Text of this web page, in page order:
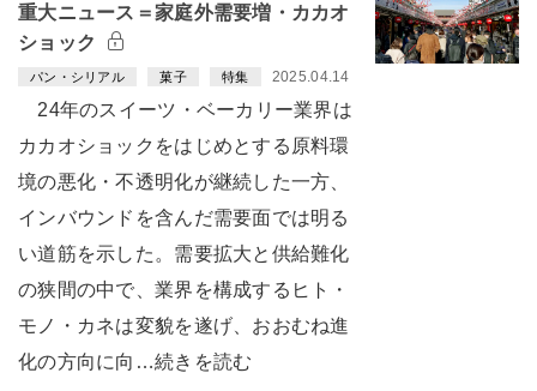
重大ニュース＝家庭外需要増・カカオ
ショック
パン・シリアル 菓子 特集 2025.04.14
24年のスイーツ・ベーカリー業界は
カカオショックをはじめとする原料環
境の悪化・不透明化が継続した一方、
インバウンドを含んだ需要面では明る
い道筋を示した。需要拡大と供給難化
の狭間の中で、業界を構成するヒト・
モノ・カネは変貌を遂げ、おおむね進
化の方向に向…続きを読む